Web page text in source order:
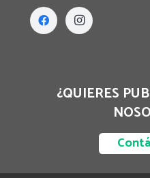
¿QUIERES